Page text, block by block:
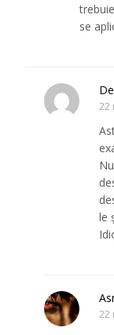
se
22
le
22